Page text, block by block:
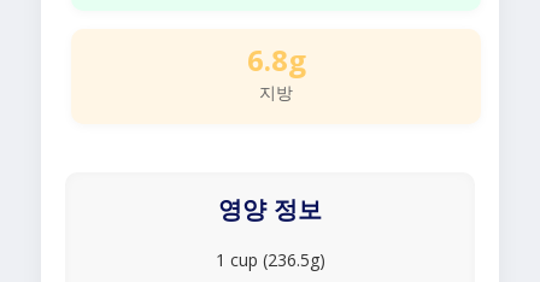
6.8g
지방
영양 정보
1 cup (236.5g)